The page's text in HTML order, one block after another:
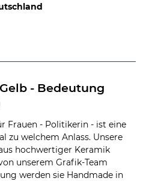
- Bedeutung
Frauen - Politikerin - ist eine
zu welchem Anlass. Unsere
hochwertiger Keramik
unserem Grafik-Team
werden sie Handmade in